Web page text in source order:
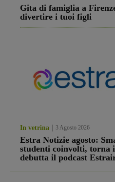
Gita di famiglia a
divertire i tuoi figli
In vetrina 3 Agosto 2026
Estra Notizie agosto:
studenti coinvolti, torna
debutta il podcast